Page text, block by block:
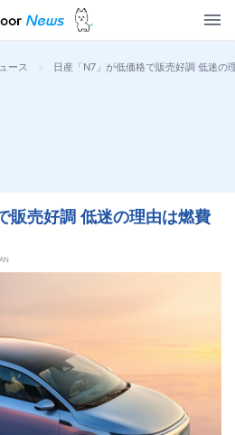
ース > 日産「N7」が低価格で販売好調 低迷の
販売好調 低迷の理由は燃費